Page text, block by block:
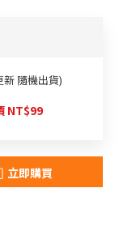
隨機出貨)
NT$99
立即購買